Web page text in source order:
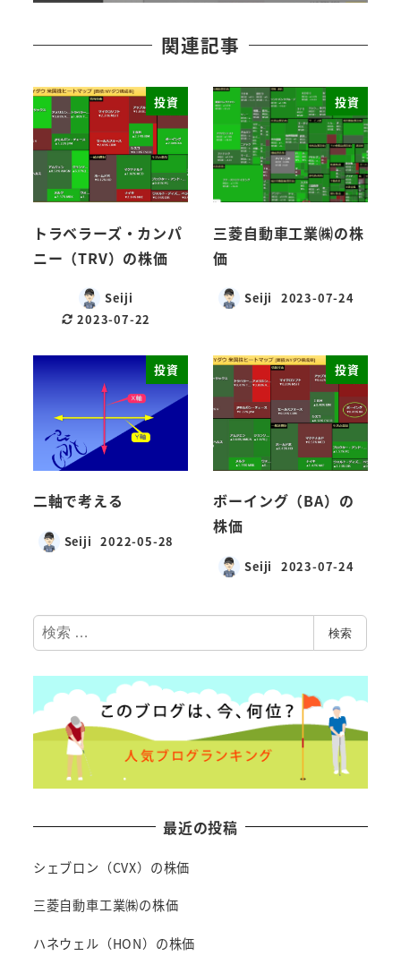
関連記事
投資
トラベラーズ・カンパ
ニー（TRV）の株価
Seiji
2023-07-22
投資
三菱自動車工業㈱の株
価
Seiji 2023-07-24
投資
二軸で考える
Seiji 2022-05-28
投資
ボーイング（BA）の
株価
Seiji 2023-07-24
検
索
検索
最近の投稿
シェブロン（CVX）の株価
三菱自動車工業㈱の株価
ハネウェル（HON）の株価